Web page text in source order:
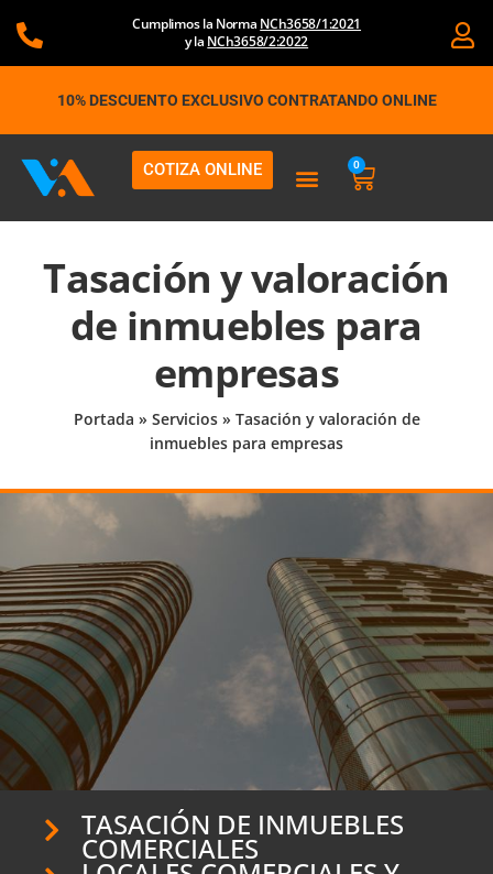
Cumplimos la Norma NCh3658/1:2021
y la NCh3658/2:2022
10% DESCUENTO EXCLUSIVO CONTRATANDO ONLINE
COTIZA ONLINE 0
Carrito
Tasación y valoración
de inmuebles para
empresas
Portada » Servicios» Tasación y valoración de
inmuebles para empresas
TASACIÓN DE INMUEBLES
COMERCIALES